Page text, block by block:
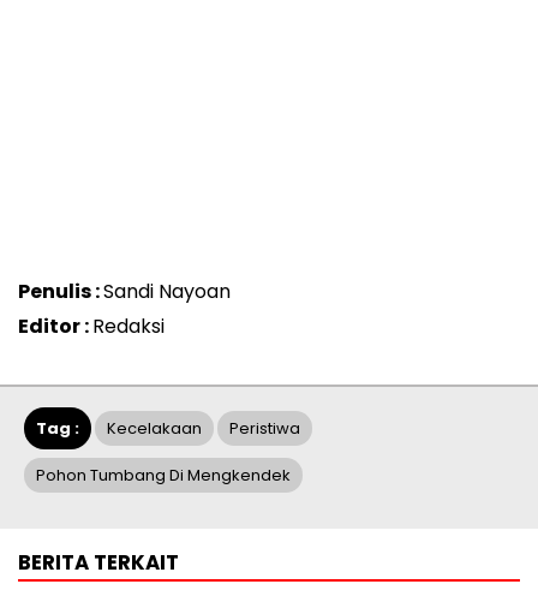
Penulis :Sandi Nayoan
Editor :Redaksi
Tag : Kecelakaan Peristiwa
Pohon Tumbang Di Mengkendek
BERITA TERKAIT